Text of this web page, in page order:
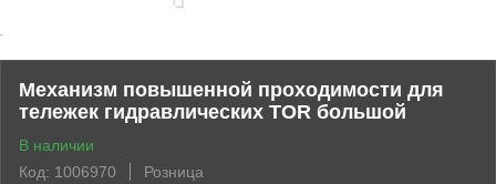
Механизм повышенной проходимости для
тележек гидравлических TOR большой
В наличии
Код: 1006970
Розница